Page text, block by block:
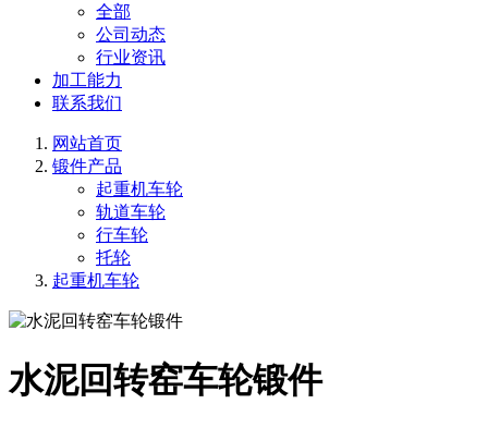
全部
公司动态
行业资讯
加工能力
联系我们
网站首页
锻件产品
起重机车轮
轨道车轮
行车轮
托轮
起重机车轮
水泥回转窑车轮锻件